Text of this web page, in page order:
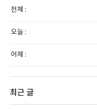
전체 :
오늘 :
어제 :
최근 글